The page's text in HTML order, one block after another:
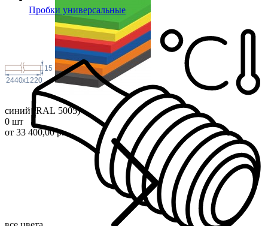
Пробки универсальные
15
2440 1220
x
синий (RAL 5005)
0 шт
от 33 400,00 р.